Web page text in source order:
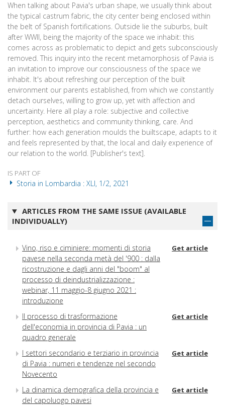
When talking about Pavia's urban shape, we usually think about
the typical castrum fabric, the city center being enclosed within
the belt of Spanish fortifications. Outside lie the suburbs, built
after WWII, being the majority of the space we inhabit: this
comes across as problematic to depict and gets subconsciously
removed. This inquiry into the recent metamorphosis of Pavia is
an invitation to improve our consciousness of the space we
inhabit. It's about refreshing our perception of the built
environment our parents established, from which we constantly
detach ourselves, willing to grow up, yet with affection and
uncertainty. Here all play a role: subjective and collective
perception, aesthetics and community thinking, care. And
further: how each generation moulds the builtscape, adapts to it
and feels represented by that, the local and daily experience of
our relation to the world. [Publisher's text].
IS PART OF
Storia in Lombardia : XLI, 1/2, 2021
ARTICLES FROM THE SAME ISSUE (AVAILABLE
INDIVIDUALLY)
Vino, riso e ciminiere: momenti di storia
pavese nella seconda metà del '900 : dalla
ricostruzione e dagli anni del "boom" al
processo di deindustrializzazione :
webinar, 11 maggio-8 giugno 2021 :
introduzione
Get article
Il processo di trasformazione
dell'economia in provincia di Pavia : un
quadro generale
Get article
I settori secondario e terziario in provincia
di Pavia : numeri e tendenze nel secondo
Novecento
Get article
La dinamica demografica della provincia e
del capoluogo pavesi
Get article